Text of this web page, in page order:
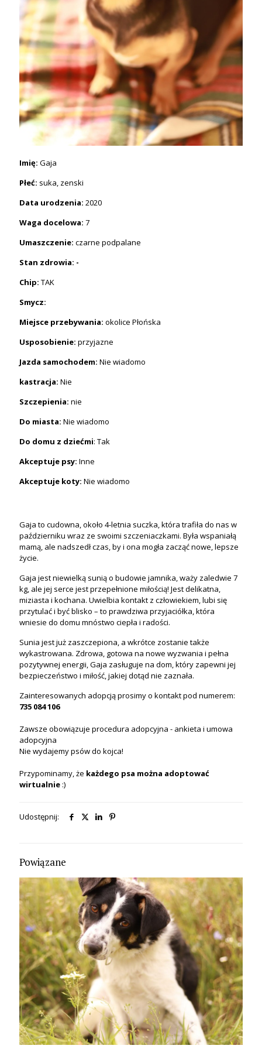
Imię: Gaja
Płeć: suka, zenski
Data urodzenia: 2020
Waga docelowa: 7
Umaszczenie: czarne podpalane
Stan zdrowia: -
Chip: TAK
Smycz:
Miejsce przebywania: okolice Płońska
Usposobienie: przyjazne
Jazda samochodem: Nie wiadomo
kastracja: Nie
Szczepienia: nie
Do miasta: Nie wiadomo
Do domu z dziećmi: Tak
Akceptuje psy: Inne
Akceptuje koty: Nie wiadomo
Gaja to cudowna, około 4-letnia suczka, która trafiła do nas w
październiku wraz ze swoimi szczeniaczkami. Była wspaniałą
mamą, ale nadszedł czas, by i ona mogła zacząć nowe, lepsze
życie.
Gaja jest niewielką sunią o budowie jamnika, waży zaledwie 7
kg, ale jej serce jest przepełnione miłością! Jest delikatna,
miziasta i kochana. Uwielbia kontakt z człowiekiem, lubi się
przytulać i być blisko – to prawdziwa przyjaciółka, która
wniesie do domu mnóstwo ciepła i radości.
Sunia jest już zaszczepiona, a wkrótce zostanie także
wykastrowana. Zdrowa, gotowa na nowe wyzwania i pełna
pozytywnej energii, Gaja zasługuje na dom, który zapewni jej
bezpieczeństwo i miłość, jakiej dotąd nie zaznała.
Zainteresowanych adopcją prosimy o kontakt pod numerem:
735 084 106
Zawsze obowiązuje procedura adopcyjna - ankieta i umowa
adopcyjna
Nie wydajemy psów do kojca!
Przypominamy, że każdego psa można adoptować
wirtualnie :)
Udostępnij:
Powiązane